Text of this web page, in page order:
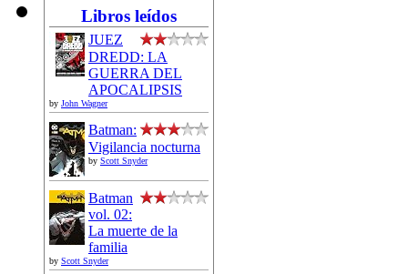
Libros leídos
JUEZ
DREDD: LA
GUERRA DEL
APOCALIPSIS
by John Wagner
Batman:
Vigilancia nocturna
by Scott Snyder
Batman
vol. 02:
La muerte de la
familia
by Scott Snyder